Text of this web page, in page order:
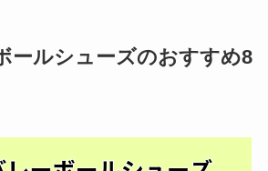
ールシューズのおすすめ8